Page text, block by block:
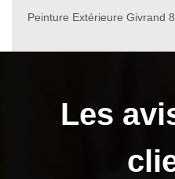
Peinture Extérieure Givrand
Les